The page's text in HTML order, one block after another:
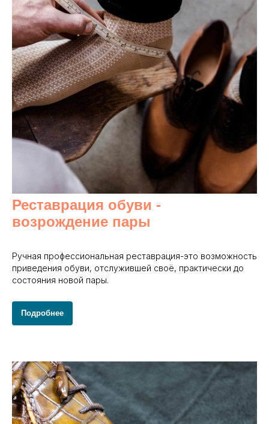
Реставрация обуви -
возрождение пары
Ручная профессиональная реставрация-это возможность
приведения обуви, отслужившей своё, практически до
состояния новой пары.
Подробнее